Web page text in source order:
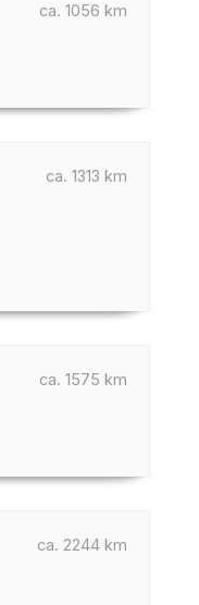
ca. 1056 km
ca. 1313 km
ca. 1575 km
ca. 2244 km